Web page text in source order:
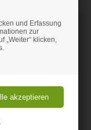
und Erfassung
zur
„Weiter“ klicken,